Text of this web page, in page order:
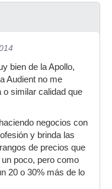
bien de la Apollo,
Audient no me
similar calidad que
negocios con
y brinda las
de precios que
poco, pero como
20 o 30% más de lo